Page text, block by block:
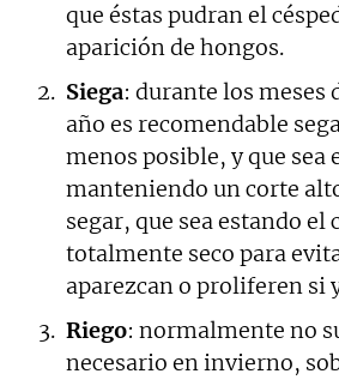
que éstas pudran el
aparición de hongos.
Siega: durante los meses
año es recomendable
menos posible, y que sea
manteniendo un corte
segar, que sea estando el
totalmente seco para
aparezcan o proliferen si
Riego: normalmente no
necesario en invierno,